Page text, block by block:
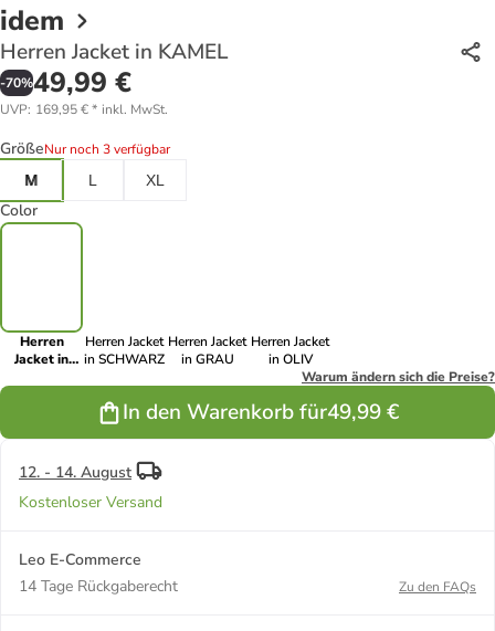
idem
Herren Jacket in KAMEL
-70%49,99 €
UVP: 169,95 €* inkl. MwSt.
GrößeNur noch 3 verfügbar
M
L XL
Color
Herren
Jacket in
Herren Jacket
in SCHWARZ
Herren Jacket
in GRAU
Herren Jacket
in OLIV
Warum ändern sich die Preise?
In den Warenkorb für49,99 €
12. - 14. August
Kostenloser Versand
Leo E-Commerce
14 Tage Rückgaberecht
Zu den FAQs